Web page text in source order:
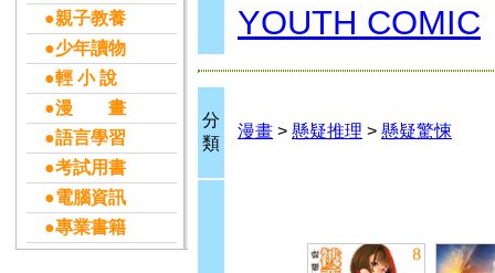
●親子教養
●少年讀物
●輕 小 說
●漫 畫
●語言學習
●考試用書
●電腦資訊
●專業書籍
YOUTH COMIC
分
類
漫畫 > 懸疑推理 > 懸疑驚悚